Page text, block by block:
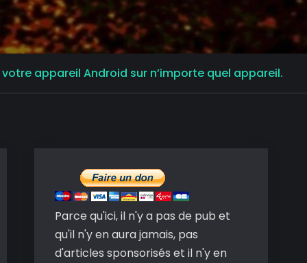
appareil Android sur n’importe quel appareil.
Parce qu'ici, il n'y a pas de pub et
qu'il n'y en aura jamais, pas
d'articles sponsorisés et il n'y en